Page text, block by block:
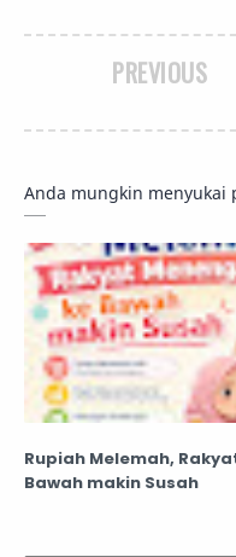
PREVIOUS
Anda mungkin menyukai
Rupiah Melemah,
Bawah makin Susah